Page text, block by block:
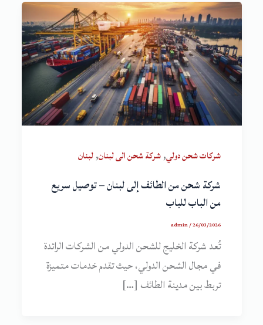
شركات شحن دولي,شركة شحن الى لبنان,لبنان
شركة شحن من الطائف إلى لبنان – توصيل سريع
من الباب للباب
admin/26/03/2026
تُعد شركة الخليج للشحن الدولي من الشركات الرائدة
في مجال الشحن الدولي، حيث تقدم خدمات متميزة
تربط بين مدينة الطائف […]